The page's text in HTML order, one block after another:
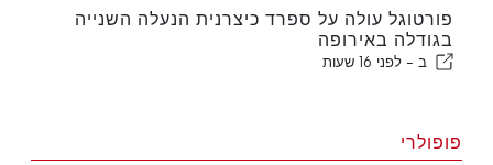
פורטוגל עולה על ספרד כיצרנית הנעלה השנייה
בגודלה באירופה
ב - לפני 16 שעות
פופולרי